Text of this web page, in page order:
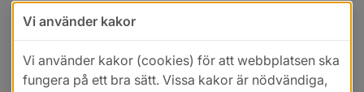
Vi använder kakor
Vi använder kakor (cookies) för att webbplatsen ska
fungera på ett bra sätt. Vissa kakor är nödvändiga,